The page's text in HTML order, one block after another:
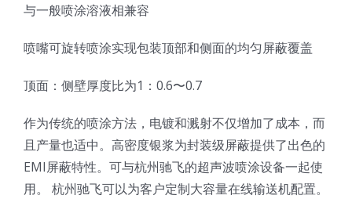
喷嘴兼容性
与一般喷涂溶液相兼容
喷嘴可旋转喷涂实现包装顶部和侧面的均匀屏蔽覆盖
顶面：侧壁厚度比为1：0.6〜0.7
作为传统的喷涂方法，电镀和溅射不仅增加了成本，而
且产量也适中。高密度银浆为封装级屏蔽提供了出色的
EMI屏蔽特性。可与杭州驰飞的超声波喷涂设备一起使
用。 杭州驰飞可以为客户定制大容量在线输送机配置。